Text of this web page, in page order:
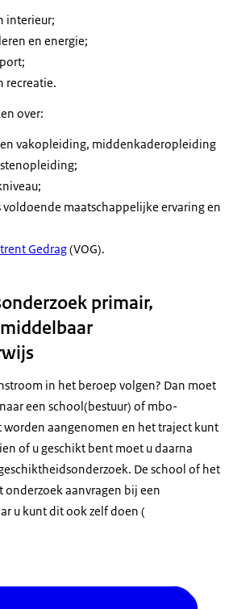
interieur;
en energie;
recreatie.
over:
vakopleiding, middenkaderopleiding
maatschappelijke ervaring en
Gedrag(VOG).
primair,
in het beroep volgen? Dan moet
een school(bestuur) of mbo-
worden aangenomen en het traject kunt
of u geschikt bent moet u daarna
De school of het
onderzoek aanvragen bij een
u kunt dit ook zelf doen (